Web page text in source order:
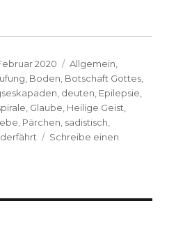
2020 Kategorien
Allgemein
Boden Botschaft Gottes
deuten Epilepsie
Glaube Heilige Geist
Pärchen sadistisch
Schreibe einen